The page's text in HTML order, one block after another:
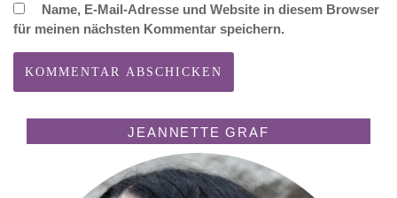
Name, E-Mail-Adresse und Website in diesem Browser
für meinen nächsten Kommentar speichern.
JEANNETTE GRAF